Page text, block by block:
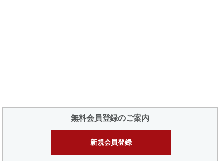
無料会員登録のご案内
新規会員登録